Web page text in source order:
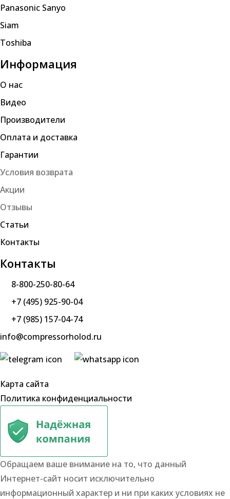
Panasonic Sanyo
Siam
Toshiba
Информация
О нас
Видео
Производители
Оплата и доставка
Гарантии
Условия возврата
Акции
Отзывы
Статьи
Контакты
Контакты
8-800-250-80-64
+7 (495) 925-90-04
+7 (985) 157-04-74
info@compressorholod.ru
Карта сайта
Политика конфиденциальности
Обращаем ваше внимание на то, что данный
Интернет-сайт носит исключительно
информационный характер и ни при каких условиях не